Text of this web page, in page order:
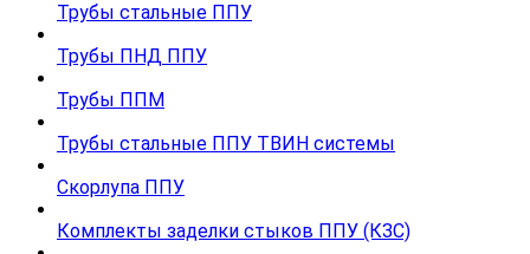
Трубы стальные ППУ
Трубы ПНД ППУ
Трубы ППМ
Трубы стальные ППУ ТВИН системы
Скорлупа ППУ
Комплекты заделки стыков ППУ (КЗС)